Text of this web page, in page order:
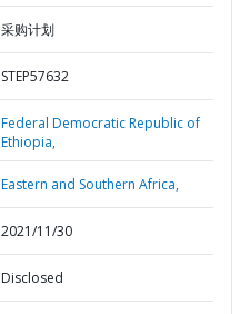
采购计划
STEP57632
Federal Democratic Republic of
Ethiopia,
Eastern and Southern Africa,
2021/11/30
Disclosed